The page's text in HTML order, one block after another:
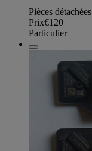
Pièces
Prix€120
Particulier